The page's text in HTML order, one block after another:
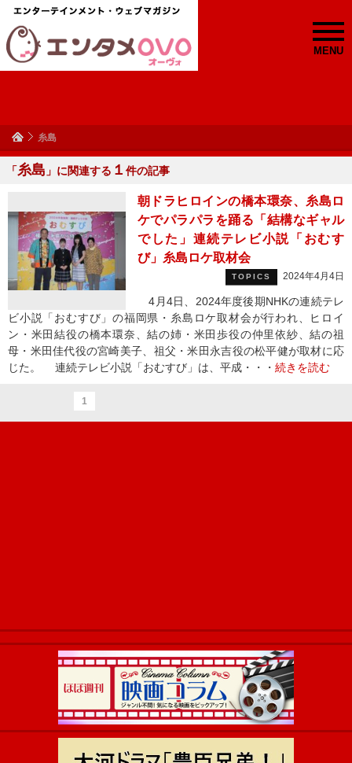
MENU
糸島
「糸島 」に関連する １ 件の記事
朝ドラヒロインの橋本環奈、糸島ロ
ケでパラパラを踊る「結構なギャル
でした」連続テレビ小説「おむす
び」糸島ロケ取材会
TOPICS 2024年4月4日
4月4日、2024年度後期NHKの連続テレ
ビ小説「おむすび」の福岡県・糸島ロケ取材会が行われ、ヒロイ
ン・米田結役の橋本環奈、結の姉・米田歩役の仲里依紗、結の祖
母・米田佳代役の宮崎美子、祖父・米田永吉役の松平健が取材に応
じた。 連続テレビ小説「おむすび」は、平成・・・ 続きを読む
1